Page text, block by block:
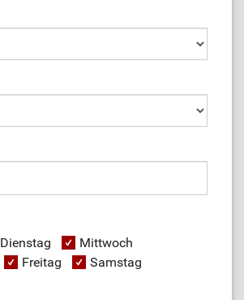
Dienstag
Mittwoch
Freitag
Samstag